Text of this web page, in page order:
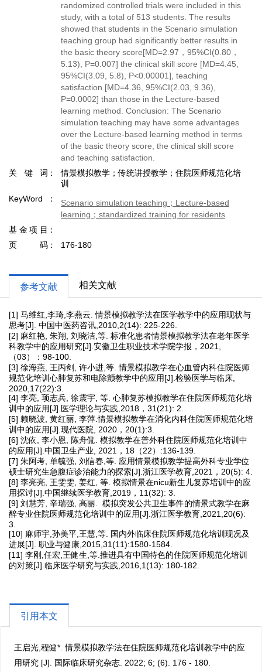
randomized controlled trials were included in this
study, with a total of 513 students. The results
showed that students in the Scenario simulation
teaching group had significantly better results in
the basic theory score[MD=2.97，95%CI(0.80，
5.13), P=0.007] the clinical skill score [MD=4.45,
95%CI(3.09, 5.8), P<0.00001], teaching
satisfaction [MD=4.36, 95%CI(2.03, 9.36),
P=0.0002] than those in the Lecture-based
learning method. Conclusion: The Scenario
simulation teaching may have some advantages
over the Lecture-based learning method in terms
of the basic theory score, the clinical skill score
and teaching satisfaction.
关键词
情景模拟教学；传统讲授教学；住院医师规范化培
训
KeyWord
Scenario simulation teaching；Lecture-based
learning；standardized training for residents
基金项目
页码
176-180
参考文献 相关文献
[1] 马维红,李琦,李燕云. 情景模拟教学法在医学教学中的应用现状与
思考[J]. 中国中医药咨讯,2010,2(14): 225-226.
[2] 麻红艳, 朱翔, 刘晓洁,等. 标准化患者情景模拟教学法在老年医学
科教学中的应用研究[J].安徽卫生职业技术学院学报，2021,
（03）：98-100.
[3] 徐海燕, 王丙剑, 许小进,等. 情景模拟教学在心血管内科住院医师
规范化培训心肺复苏和电除颤教学中的应用[J].检验医学与临床,
2020,17(22):3.
[4] 李亮, 顼志兵, 徐震宇, 等. 心肺复苏模拟教学在住院医师规范化培
训中的应用[J].医学理论与实践,2018，31(21): 2.
[5] 赖晓波, 黄红丽, 李萍.情景模拟教学在消化内科住院医师规范化培
训中的应用[J].现代医院, 2020，20(1):3.
[6] 沈依, 李小恩, 陈舟侃. 模拟教学在普外科住院医师规范化培训中
的应用[J].中国卫生产业, 2021，18（22）:136-139.
[7] 朱阿考, 单毓强, 刘信春,等. 应用情景模拟教学提高外科专业学位
硕士研究生急腹症诊治能力的探索[J].浙江医学教育,2021，20(5): 4.
[8] 李亮亮, 王雯雯, 姜红, 等. 模拟情景在nicu新生儿复苏培训中的应
用探讨[J].中国继续医学教育,2019，11(32): 3.
[9] 刘慧芳, 辛瑞强, 高丽. 模拟突发公共卫生事件的情景式教学在麻
醉专业住院医师规范化培训中的应用[J].浙江医学教育,2021,20(6):
3.
[10] 麻师宇,孙美平,王慧,等. 国内外临床住院医师规范化培训现况及
进展[J]. 职业与健康,2015,31(11):1580-1584.
[11] 李刚,任宏,王健生,等.推进具有中国特色的住院医师规范化培训
的对策[J].临床医学研究与实践,2016,1(13): 180-182.
引用本文
王启光,程健*. 情景模拟教学法在住院医师规范化培训教学中的应
用研究 [J]. 国际临床研究杂志. 2022; 6; (6). 176 - 180.